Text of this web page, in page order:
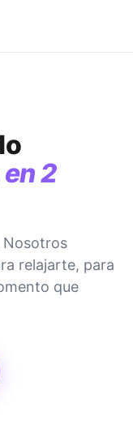
2
Nosotros
relajarte, para
que